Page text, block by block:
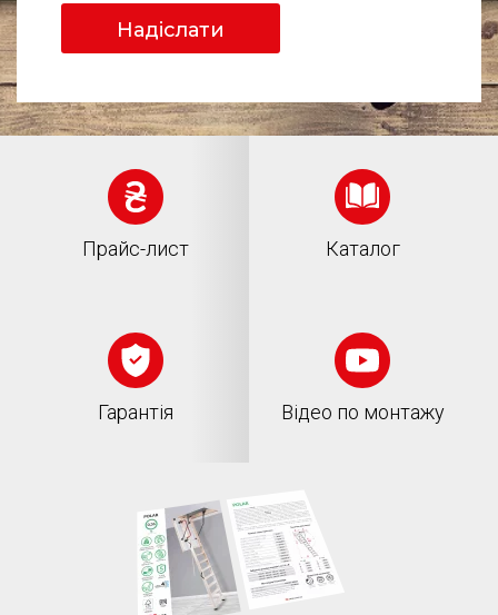
Надіслати
Прайс-лист Каталог
Гарантія Відео по монтажу